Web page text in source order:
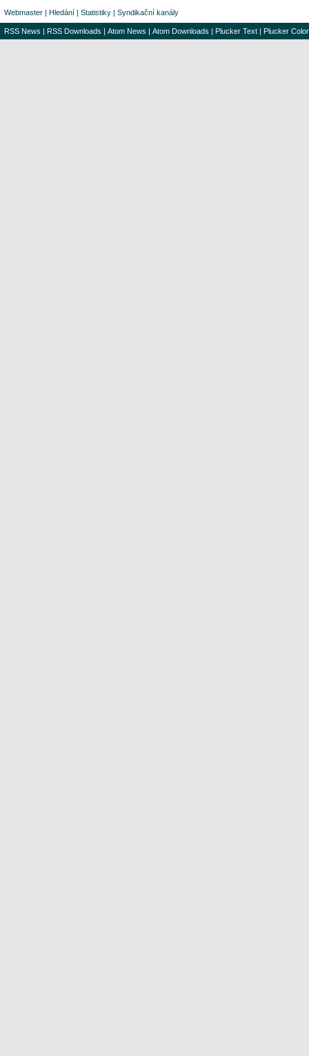
Webmaster | Hledání | Statistiky | Syndikační kanály
RSS News | RSS Downloads | Atom News | Atom Downloads | Plucker Text | Plucker Color